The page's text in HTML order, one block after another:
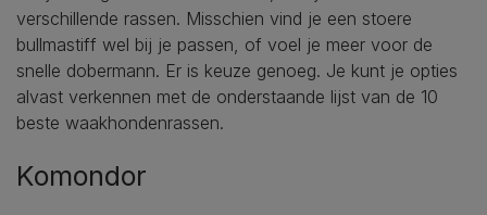
verschillende rassen. Misschien vind je een stoere
bullmastiff wel bij je passen, of voel je meer voor de
snelle dobermann. Er is keuze genoeg. Je kunt je opties
alvast verkennen met de onderstaande lijst van de 10
beste waakhondenrassen.
Komondor